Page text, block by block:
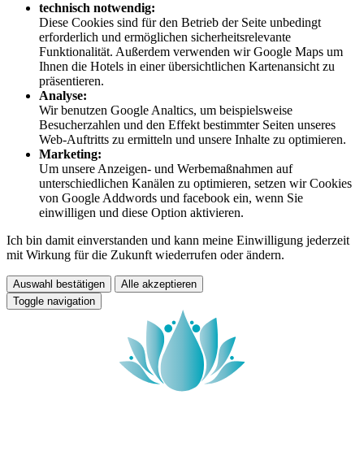
technisch notwendig:
Diese Cookies sind für den Betrieb der Seite unbedingt
erforderlich und ermöglichen sicherheitsrelevante
Funktionalität. Außerdem verwenden wir Google Maps um
Ihnen die Hotels in einer übersichtlichen Kartenansicht zu
präsentieren.
Analyse:
Wir benutzen Google Analtics, um beispielsweise
Besucherzahlen und den Effekt bestimmter Seiten unseres
Web-Auftritts zu ermitteln und unsere Inhalte zu optimieren.
Marketing:
Um unsere Anzeigen- und Werbemaßnahmen auf
unterschiedlichen Kanälen zu optimieren, setzen wir Cookies
von Google Addwords und facebook ein, wenn Sie
einwilligen und diese Option aktivieren.
Ich bin damit einverstanden und kann meine Einwilligung jederzeit
mit Wirkung für die Zukunft wiederrufen oder ändern.
Auswahl bestätigen
Alle akzeptieren
Toggle navigation